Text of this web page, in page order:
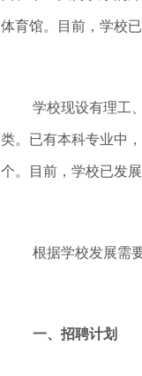
体育馆。目前，学校
学校现设有理工
类。已有本科专业中
个。目前，学校已发
根据学校发展需
一、招聘计划